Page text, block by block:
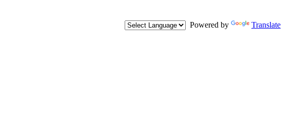
Powered by Translate